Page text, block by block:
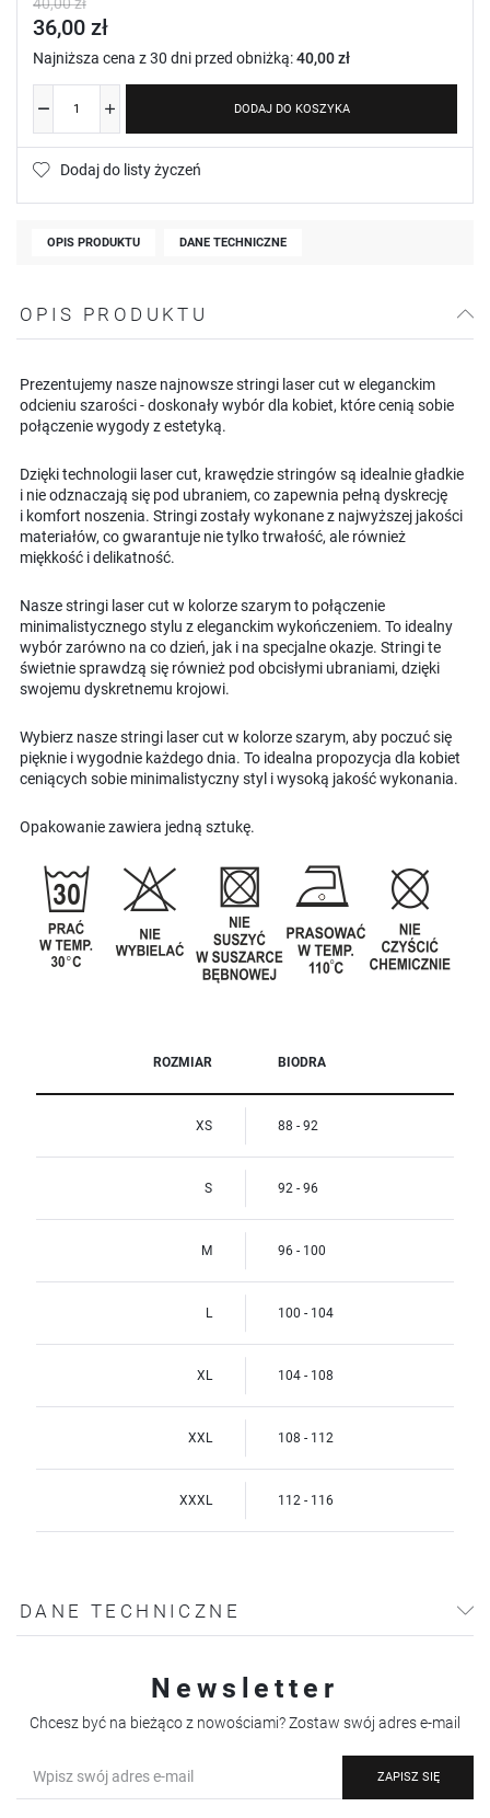
36,00 zł
Najniższa cena z 30 dni przed obniżką:40,00 zł
DODAJ DO KOSZYKA
Dodaj do listy życzeń
OPIS PRODUKTU DANE TECHNICZNE
OPIS PRODUKTU
Prezentujemy nasze najnowsze stringi laser cut w eleganckim
odcieniu szarości - doskonały wybór dla kobiet, które cenią sobie
połączenie wygody z estetyką.
Dzięki technologii laser cut, krawędzie stringów są idealnie gładkie
i nie odznaczają się pod ubraniem, co zapewnia pełną dyskrecję
i komfort noszenia. Stringi zostały wykonane z najwyższej jakości
materiałów, co gwarantuje nie tylko trwałość, ale również
miękkość i delikatność.
Nasze stringi laser cut w kolorze szarym to połączenie
minimalistycznego stylu z eleganckim wykończeniem. To idealny
wybór zarówno na co dzień, jak i na specjalne okazje. Stringi te
świetnie sprawdzą się również pod obcisłymi ubraniami, dzięki
swojemu dyskretnemu krojowi.
Wybierz nasze stringi laser cut w kolorze szarym, aby poczuć się
pięknie i wygodnie każdego dnia. To idealna propozycja dla kobiet
ceniących sobie minimalistyczny styl i wysoką jakość wykonania.
Opakowanie zawiera jedną sztukę.
ROZMIAR BIODRA
XS 88 - 92
S 92 - 96
M 96 - 100
L 100 - 104
XL 104 - 108
XXL 108 - 112
XXXL 112 - 116
DANE TECHNICZNE
Newsletter
Chcesz być na bieżąco z nowościami? Zostaw swój adres e-mail
ZAPISZ SIĘ